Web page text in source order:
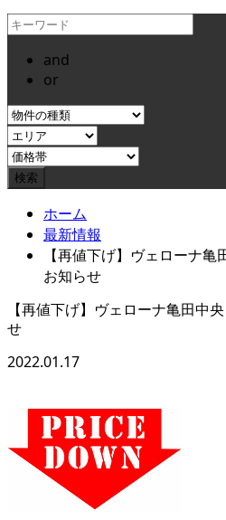
and
or
ホーム
最新情報
【再値下げ】ヴェローナ
お知らせ
【再値下げ】ヴェローナ亀田
せ
2022.01.17